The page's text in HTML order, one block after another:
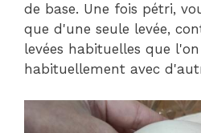
de base. Une fois pétri,
que d'une seule levée,
levées habituelles que
habituellement avec